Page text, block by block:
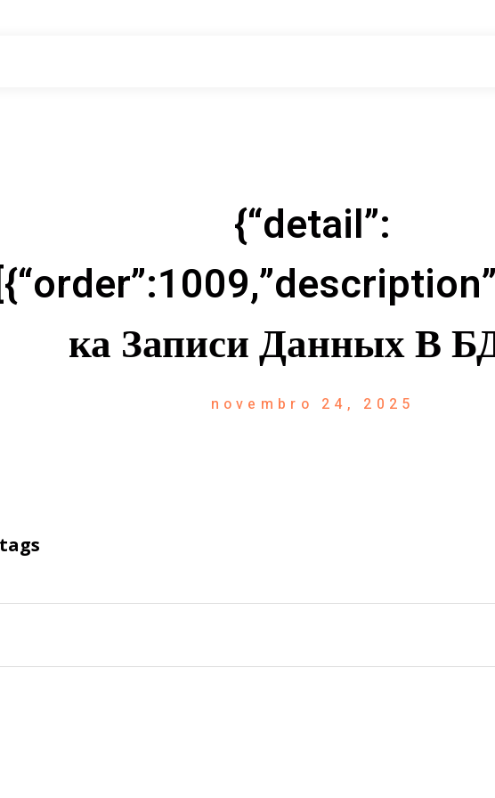
{“detail”:
ка Записи Данных В
novembro 24, 2025